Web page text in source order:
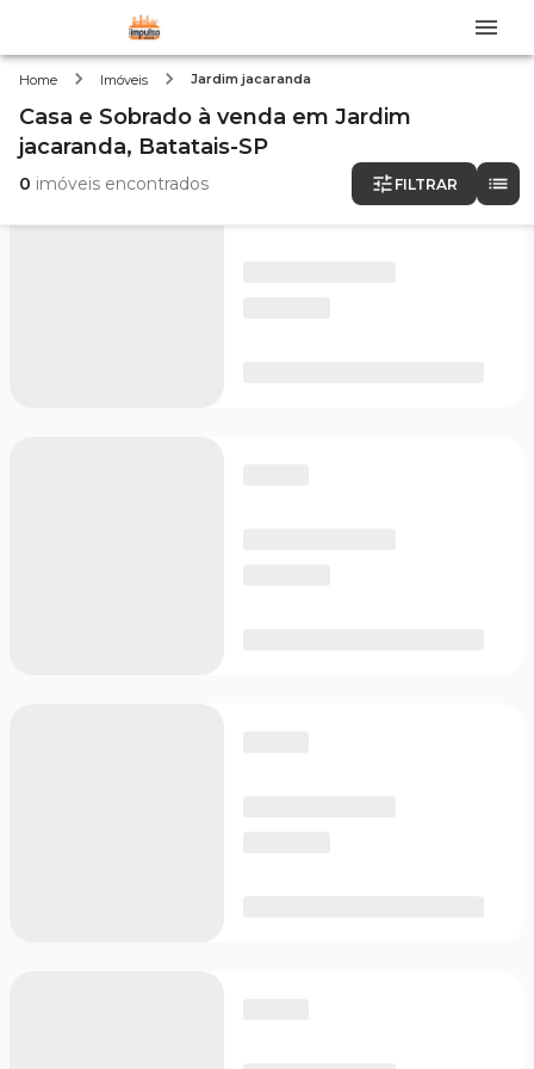
Home Imóveis Jardim jacaranda
Casa e Sobrado à venda em Jardim
jacaranda, Batatais-SP
0 imóveis encontrados FILTRAR